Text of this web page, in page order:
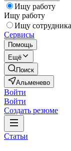
Ищу работу
Ищу работу
Ищу сотрудника
Сервисы
Помощь
Ещё
Поиск
Альменево
Войти
Войти
Создать резюме
Статьи